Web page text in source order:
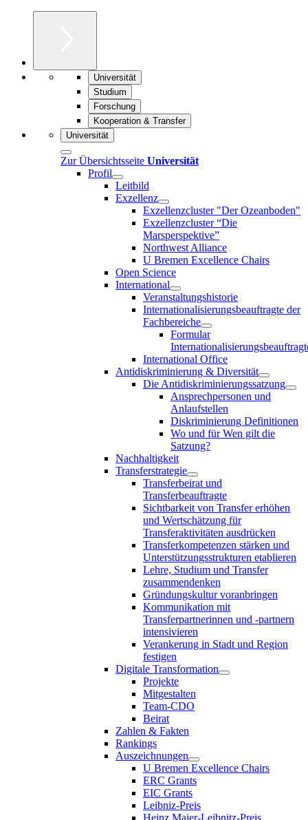
Universität
Studium
Forschung
Kooperation & Transfer
Universität
Zur Übersichtsseite Universität
Profil
Leitbild
Exzellenz
Exzellenzcluster "Der Ozeanboden"
Exzellenzcluster “Die
Marsperspektive”
Northwest Alliance
U Bremen Excellence Chairs
Open Science
International
Veranstaltungshistorie
Internationalisierungsbeauftragte der
Fachbereiche
Formular
International Office
Antidiskriminierung & Diversität
Die Antidiskriminierungssatzung
Ansprechpersonen und
Anlaufstellen
Diskriminierung Definitionen
Wo und für Wen gilt die
Satzung?
Nachhaltigkeit
Transferstrategie
Transferbeirat und
Transferbeauftragte
Sichtbarkeit von Transfer erhöhen
und Wertschätzung für
Transferaktivitäten ausdrücken
Transferkompetenzen stärken und
Unterstützungsstrukturen etablieren
Lehre, Studium und Transfer
zusammendenken
Gründungskultur voranbringen
Kommunikation mit
Transferpartnerinnen und -partnern
intensivieren
Verankerung in Stadt und Region
festigen
Digitale Transformation
Projekte
Mitgestalten
Team-CDO
Beirat
Zahlen & Fakten
Rankings
Auszeichnungen
U Bremen Excellence Chairs
ERC Grants
EIC Grants
Leibniz-Preis
Heinz Maier-Leibnitz-Preis